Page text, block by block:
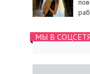
МЫ В